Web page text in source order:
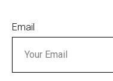
Email